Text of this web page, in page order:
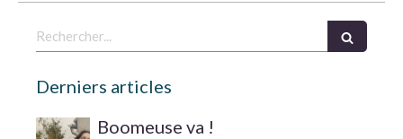
Rechercher
Derniers articles
Boomeuse va !